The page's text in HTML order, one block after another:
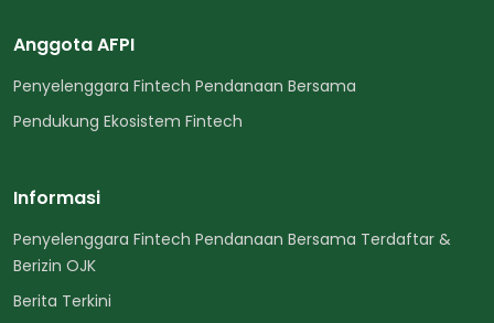
Anggota AFPI
Penyelenggara Fintech Pendanaan Bersama
Pendukung Ekosistem Fintech
Informasi
Penyelenggara Fintech Pendanaan Bersama Terdaftar &
Berizin OJK
Berita Terkini